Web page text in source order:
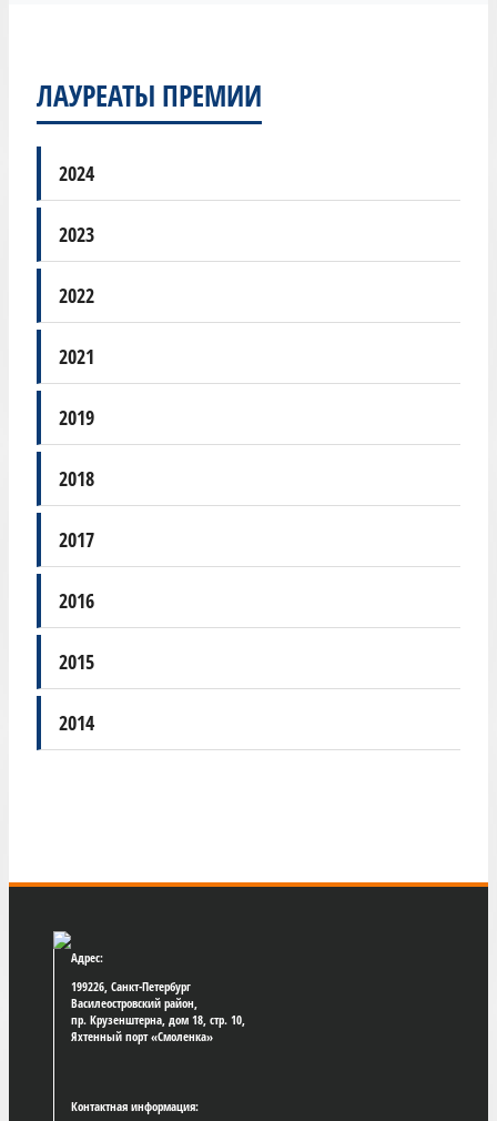
ЛАУРЕАТЫ ПРЕМИИ
2024
2023
2022
2021
2019
2018
2017
2016
2015
2014
Адрес:
199226, Санкт-Петербург
Василеостровский район,
пр. Крузенштерна, дом 18, стр. 10,
Яхтенный порт «Смоленка»
Контактная информация: